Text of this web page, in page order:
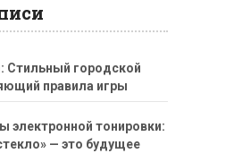
Стильный городской
правила игры
электронной тонировки:
— это будущее